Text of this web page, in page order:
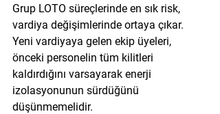
Grup LOTO süreçlerinde en sık risk,
vardiya değişimlerinde ortaya çıkar.
Yeni vardiyaya gelen ekip üyeleri,
önceki personelin tüm kilitleri
kaldırdığını varsayarak enerji
izolasyonunun sürdüğünü
düşünmemelidir.